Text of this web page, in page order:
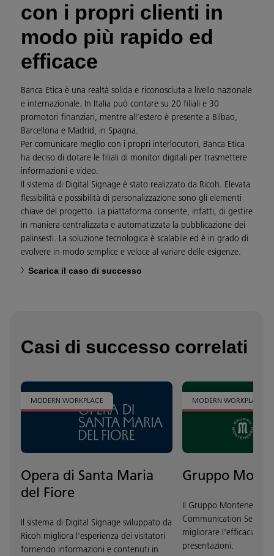
con i propri clienti in
modo più rapido ed
efficace
Banca Etica è una realtà solida e riconosciuta a livello nazionale
e internazionale. In Italia può contare su 20 filiali e 30
promotori finanziari, mentre all’estero è presente a Bilbao,
Barcellona e Madrid, in Spagna.
Per comunicare meglio con i propri interlocutori, Banca Etica
ha deciso di dotare le filiali di monitor digitali per trasmettere
informazioni e video.
Il sistema di Digital Signage è stato realizzato da Ricoh. Elevata
flessibilità e possibilità di personalizzazione sono gli elementi
chiave del progetto. La piattaforma consente, infatti, di gestire
in maniera centralizzata e automatizzata la pubblicazione dei
palinsesti. La soluzione tecnologica è scalabile ed è in grado di
evolvere in modo semplice e veloce al variare delle esigenze.
Scarica il caso di successo
Casi di successo correlati
MODERN WORKPLACE
Opera di Santa Maria
del Fiore
Il sistema di Digital Signage sviluppato da
Ricoh migliora l'esperienza dei visitatori
fornendo informazioni e contenuti in
MODERN WORKPLACE
Gruppo
Il Gruppo Montenegro
Communication
migliorare l'efficacia di
presentazioni.